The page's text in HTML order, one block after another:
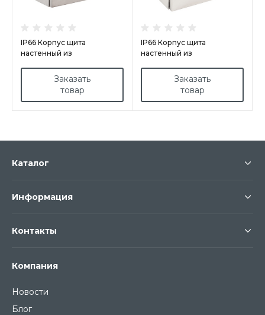
IP66 Корпус щита
настенный из
арт.INX1008030
Заказать
товар
IP66 Корпус щита
настенный из
арт.INX403020Заказать
товар
Компания
Новости
Блог
Каталог
Информация
Контакты